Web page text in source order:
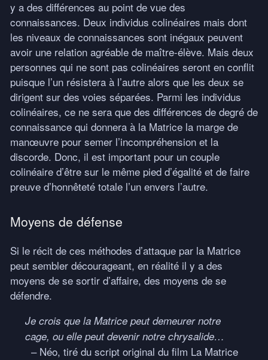
y a des différences au point de vue des
connaissances. Deux individus colinéaires mais dont
les niveaux de connaissances sont inégaux peuvent
avoir une relation agréable de maître-élève. Mais deux
personnes qui ne sont pas colinéaires seront en conflit
puisque l’un résistera à l’autre alors que les deux se
dirigent sur des voies séparées. Parmi les individus
colinéaires, ce ne sera que des différences de degré de
connaissance qui donnera à la Matrice la marge de
manœuvre pour semer l’incompréhension et la
discorde. Donc, il est important pour un couple
colinéaire d’être sur le même pied d’égalité et de faire
preuve d’honnêteté totale l’un envers l’autre.
Moyens de défense
Si le récit de ces méthodes d’attaque par la Matrice
peut sembler décourageant, en réalité il y a des
moyens de se sortir d’affaire, des moyens de se
défendre.
Je crois que la Matrice peut demeurer notre
cage, ou elle peut devenir notre chrysalide…
– Néo, tiré du script original du film La Matrice